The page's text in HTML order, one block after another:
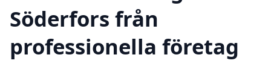
Söderfors från
professionella företag